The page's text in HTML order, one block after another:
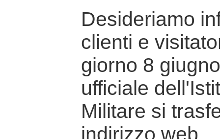
Desideriamo
clienti e
giorno 8
ufficiale
Militare si
indirizzo web.